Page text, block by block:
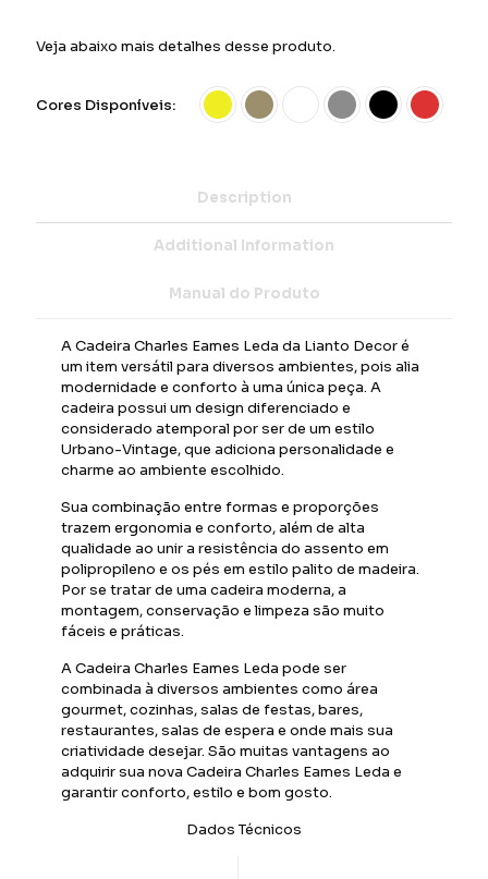
Veja abaixo mais detalhes desse produto.
Cores Disponíveis:
Description
Additional Information
Manual do Produto
A Cadeira Charles Eames Leda da Lianto Decor é
um item versátil para diversos ambientes, pois alia
modernidade e conforto à uma única peça. A
cadeira possui um design diferenciado e
considerado atemporal por ser de um estilo
Urbano-Vintage, que adiciona personalidade e
charme ao ambiente escolhido.
Sua combinação entre formas e proporções
trazem ergonomia e conforto, além de alta
qualidade ao unir a resistência do assento em
polipropileno e os pés em estilo palito de madeira.
Por se tratar de uma cadeira moderna, a
montagem, conservação e limpeza são muito
fáceis e práticas.
A Cadeira Charles Eames Leda pode ser
combinada à diversos ambientes como área
gourmet, cozinhas, salas de festas, bares,
restaurantes, salas de espera e onde mais sua
criatividade desejar. São muitas vantagens ao
adquirir sua nova Cadeira Charles Eames Leda e
garantir conforto, estilo e bom gosto.
Dados Técnicos